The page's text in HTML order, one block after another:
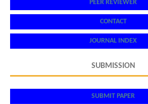
PEER REVIEWER
CONTACT
JOURNAL INDEX
SUBMISSION
SUBMIT PAPER